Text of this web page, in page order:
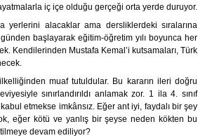
iç içe olduğu gerçeği orta yerde duruyor.
yerlerini alacaklar ama dersliklerdeki sıralarına
başlayarak eğitim-öğretim yılı boyunca her
Kendilerinden Mustafa Kemal’i kutsamaları, Türk
muaf tutuldular. Bu kararın ileri doğru
sınırlandırıldı anlamak zor. 1 ila 4. sınıf
etmekse imkânsız. Eğer ant iyi, faydalı bir şey
eğer kötü ve yanlış bir şeyse neden kökten bu
devam ediliyor?